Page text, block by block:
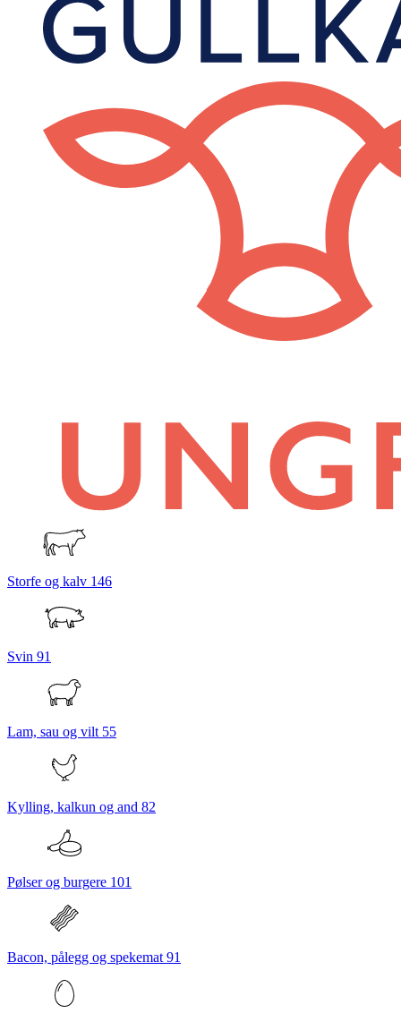
Storfe og kalv 146
Svin 91
Lam, sau og vilt 55
Kylling, kalkun og and 82
Pølser og burgere 101
Bacon, pålegg og spekemat 91